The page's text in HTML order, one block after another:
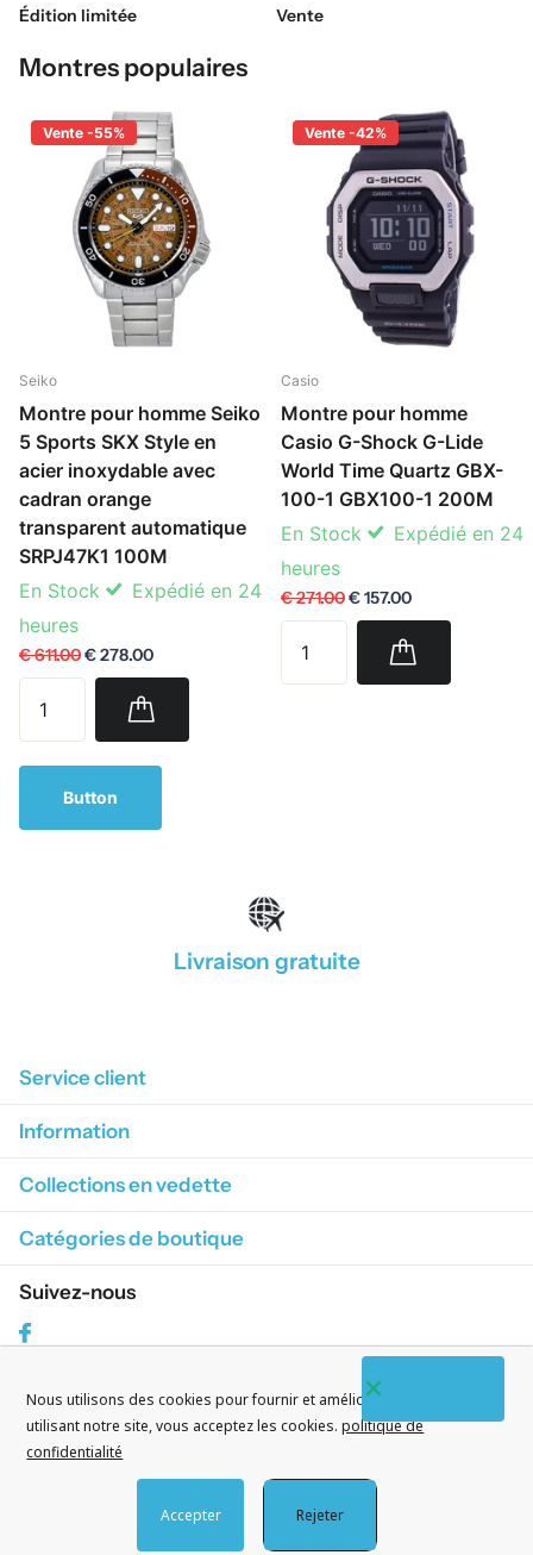
Édition limitée Vente
Montres populaires
Vente -55%
Seiko
Montre pour homme Seiko
5 Sports SKX Style en
acier inoxydable avec
cadran orange
transparent automatique
SRPJ47K1 100M
En Stock
Expédié en 24
heures
€ 611.00€ 278.00
Vente -42%
Casio
Montre pour homme
Casio G-Shock G-Lide
World Time Quartz GBX-
100-1 GBX100-1 200M
En Stock
Expédié en 24
heures
€ 271.00€ 157.00
Button
Livraison gratuite
Service client
Information
Collections en vedette
Catégories de boutique
Suivez-nous
S'abonner à nos courriels
Nous utilisons des cookies pour fournir et améliorer nos services. En
utilisant notre site, vous acceptez les cookies. politique de
confidentialité
Accepter Rejeter